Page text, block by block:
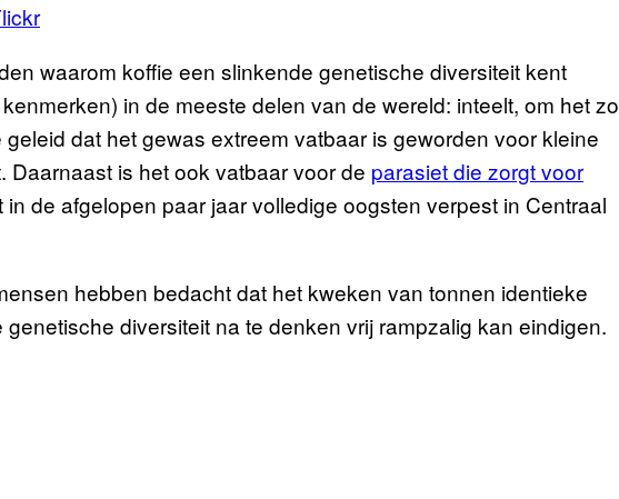
waarom koffie een slinkende genetische diversiteit kent
in de meeste delen van de wereld: inteelt, om het zo
dat het gewas extreem vatbaar is geworden voor kleine
Daarnaast is het ook vatbaar voor de parasiet die zorgt voor
in de afgelopen paar jaar volledige oogsten verpest in Centraal
hebben bedacht dat het kweken van tonnen identieke
diversiteit na te denken vrij rampzalig kan eindigen.